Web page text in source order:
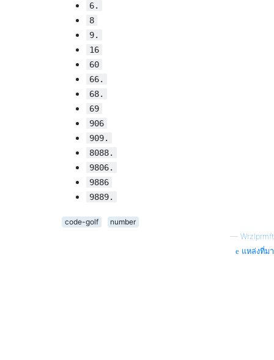
6.
8
9.
16
60
66.
68.
69
906
909.
8088.
9806.
9886
9889.
code-golf
number
— Wrzlprmft
แหล่งที่มา